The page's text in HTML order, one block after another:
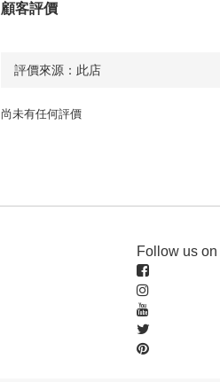
顧客評價
尚未有任何評價
Follow us on